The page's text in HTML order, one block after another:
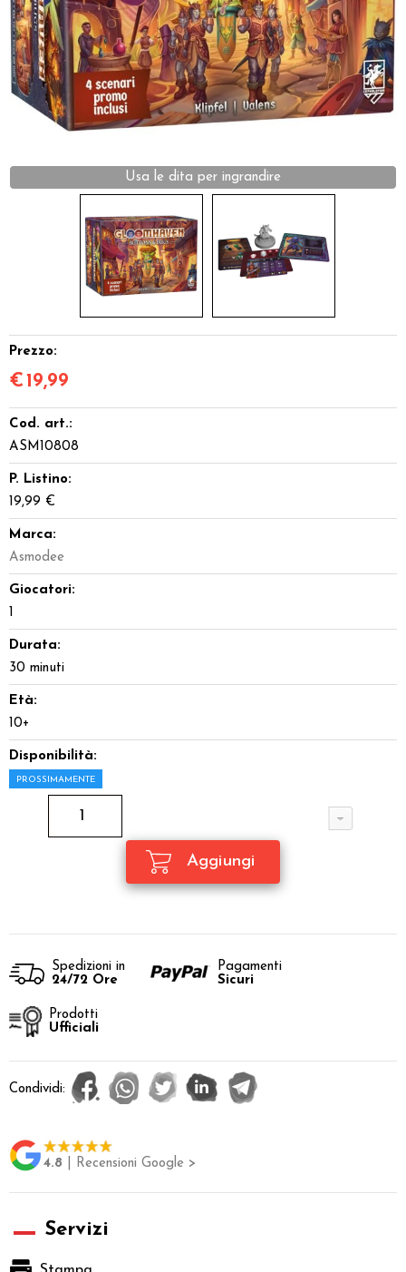
Dadi
Accessori
Giocattoli e Gadget
Prezzo:
€ 19,99
Cod. art.:
ASM10808
P. Listino:
19,99 €
Marca:
Asmodee
Giocatori:
1
Durata:
30 minuti
Età:
10+
Disponibilità:
PROSSIMAMENTE
Spedizioni in
24/72 Ore
Pagamenti
Sicuri
Prodotti
Ufficiali
Condividi:
4.8 | Recensioni Google >
Servizi